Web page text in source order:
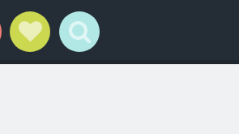
WidgetsSocial Links
Search